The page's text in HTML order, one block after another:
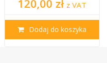
120,00 zł z VAT
Dodaj do koszyka